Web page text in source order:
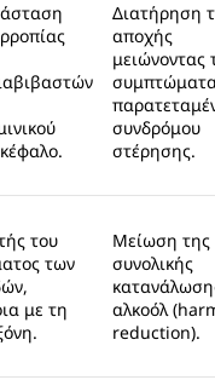
Διατήρηση
αποχής
μειώνοντας
συνδρόμου
στέρησης.
του
των
με τη
Μείωση της
συνολικής
αλκοόλ
reduction).